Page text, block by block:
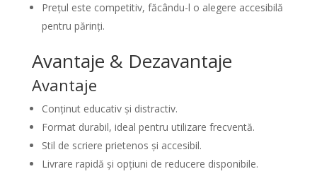
Prețul este competitiv, făcându-l o alegere accesibilă
pentru părinți.
Avantaje & Dezavantaje
Avantaje
Conținut educativ și distractiv.
Format durabil, ideal pentru utilizare frecventă.
Stil de scriere prietenos și accesibil.
Livrare rapidă și opțiuni de reducere disponibile.